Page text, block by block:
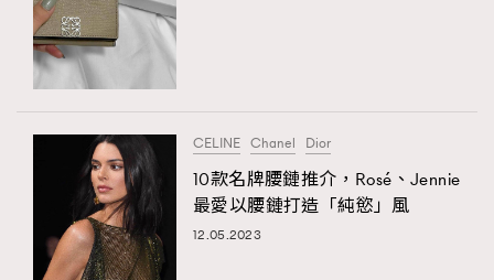
CELINE Chanel Dior
10款名牌腰鏈推介，Rosé、Jennie
最愛以腰鏈打造「純慾」風
12.05.2023